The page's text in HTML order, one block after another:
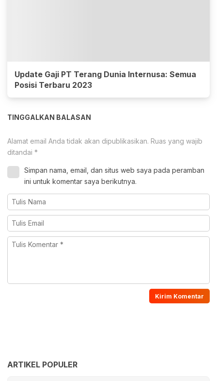
Update Gaji PT Terang Dunia Internusa: Semua
Posisi Terbaru 2023
TINGGALKAN BALASAN
Alamat email Anda tidak akan dipublikasikan. Ruas yang wajib
ditandai *
Simpan nama, email, dan situs web saya pada peramban
ini untuk komentar saya berikutnya.
ARTIKEL POPULER